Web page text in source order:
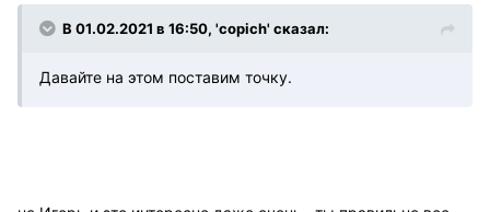
В 01.02.2021 в 16:50, 'copich' сказал:
Давайте на этом поставим точку.